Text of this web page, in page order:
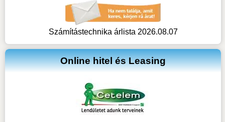
Számítástechnika árlista 2026.08.07
Online hitel és Leasing